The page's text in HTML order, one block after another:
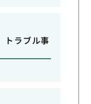
トラブル事